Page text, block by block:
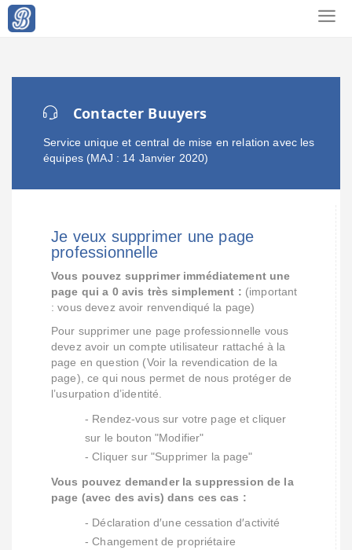
Contacter Buuyers
Service unique et central de mise en relation avec les
équipes (MAJ : 14 Janvier 2020)
Je veux supprimer une page
professionnelle
Vous pouvez supprimer immédiatement une
page qui a 0 avis très simplement : (important
: vous devez avoir renvendiqué la page)
Pour supprimer une page professionnelle vous
devez avoir un compte utilisateur rattaché à la
page en question (Voir la revendication de la
page), ce qui nous permet de nous protéger de
l’usurpation d’identité.
- Rendez-vous sur votre page et cliquer
sur le bouton "Modifier"
- Cliquer sur "Supprimer la page"
Vous pouvez demander la suppression de la
page (avec des avis) dans ces cas :
- Déclaration d′une cessation d′activité
- Changement de propriétaire